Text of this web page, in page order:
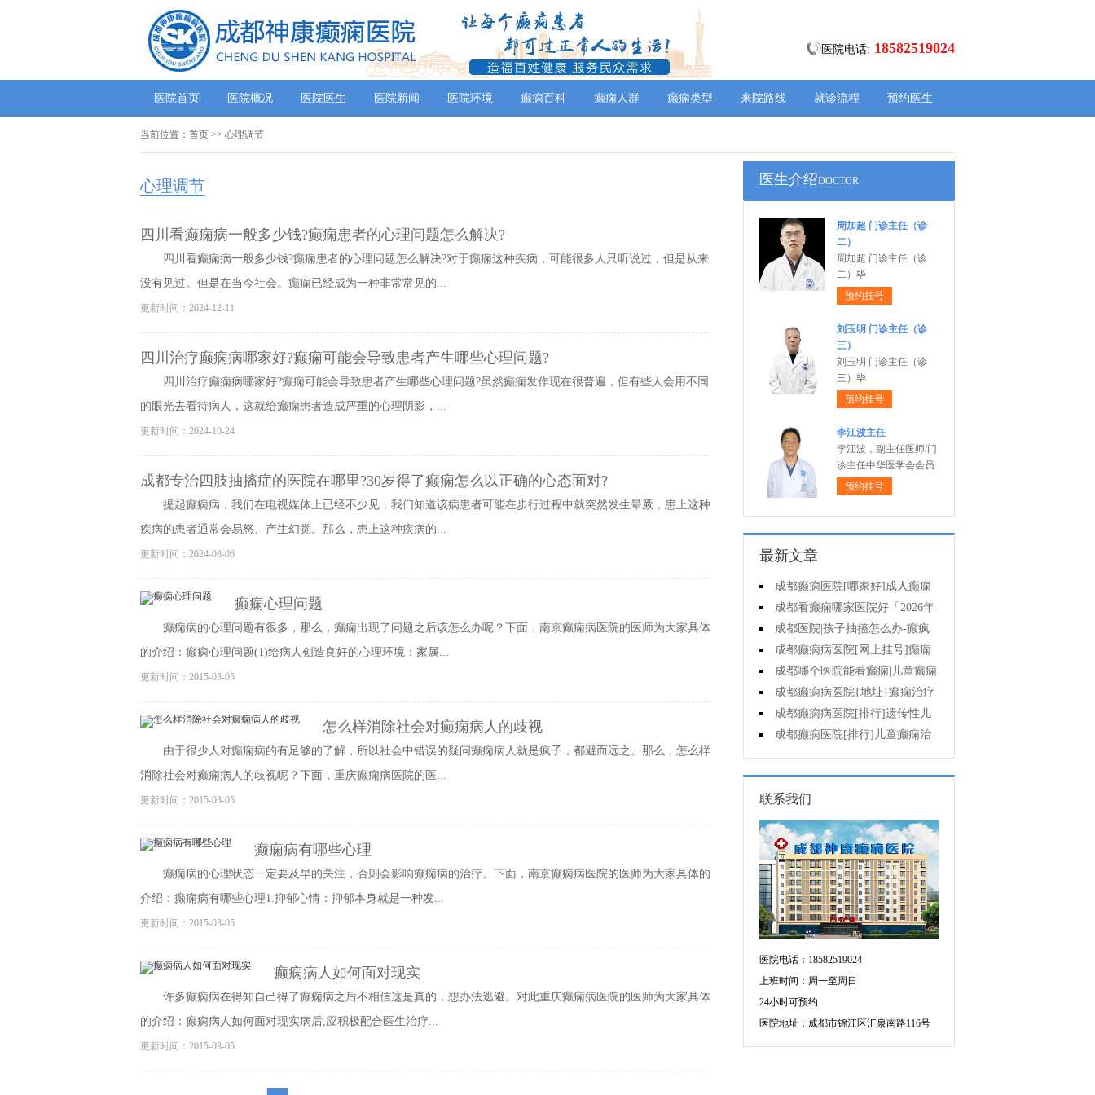
医院电话: 18582519024
医院首页 医院概况 医院医生 医院新闻 医院环境 癫痫百科 癫痫人群 癫痫类型 来院路线 就诊流程 预约医生
当前位置： 首页 >> 心理调节
心理调节
四川看癫痫病一般多少钱?癫痫患者的心理问题怎么解决?
四川看癫痫病一般多少钱?癫痫患者的心理问题怎么解决?对于癫痫这种疾病，可能很多人只听说过，但是从来
没有见过。但是在当今社会。癫痫已经成为一种非常常见的...
更新时间：2024-12-11
四川治疗癫痫病哪家好?癫痫可能会导致患者产生哪些心理问题?
四川治疗癫痫病哪家好?癫痫可能会导致患者产生哪些心理问题?虽然癫痫发作现在很普遍，但有些人会用不同
的眼光去看待病人，这就给癫痫患者造成严重的心理阴影，...
更新时间：2024-10-24
成都专治四肢抽搐症的医院在哪里?30岁得了癫痫怎么以正确的心态面对?
提起癫痫病，我们在电视媒体上已经不少见，我们知道该病患者可能在步行过程中就突然发生晕厥，患上这种
疾病的患者通常会易怒、产生幻觉。那么，患上这种疾病的...
更新时间：2024-08-06
癫痫心理问题
癫痫病的心理问题有很多，那么，癫痫出现了问题之后该怎么办呢？下面，南京癫痫病医院的医师为大家具体
的介绍：癫痫心理问题(1)给病人创造良好的心理环境：家属...
更新时间：2015-03-05
怎么样消除社会对癫痫病人的歧视
由于很少人对癫痫病的有足够的了解，所以社会中错误的疑问癫痫病人就是疯子，都避而远之。那么，怎么样
消除社会对癫痫病人的歧视呢？下面，重庆癫痫病医院的医...
更新时间：2015-03-05
癫痫病有哪些心理
癫痫病的心理状态一定要及早的关注，否则会影响癫痫病的治疗。下面，南京癫痫病医院的医师为大家具体的
介绍：癫痫病有哪些心理1.抑郁心情：抑郁本身就是一种发...
更新时间：2015-03-05
癫痫病人如何面对现实
许多癫痫病在得知自己得了癫痫病之后不相信这是真的，想办法逃避。对此重庆癫痫病医院的医师为大家具体
的介绍：癫痫病人如何面对现实病后,应积极配合医生治疗...
更新时间：2015-03-05
医生介绍DOCTOR
周加超 门诊主任（诊
二）
周加超 门诊主任（诊
二）毕
预约挂号
刘玉明 门诊主任（诊
三）
刘玉明 门诊主任（诊
三）毕
预约挂号
李江波主任
李江波，副主任医师/门
诊主任中华医学会会员
预约挂号
最新文章
成都癫痫医院[哪家好]成人癫痫
的护理方法是什么?
成都看癫痫哪家医院好「2026年
度公布」有癫痫能不能抽烟?
成都医院|孩子抽搐怎么办-癫疯
病病人要知道的误区
成都癫痫病医院[网上挂号]癫痫
发作会有什么症状?
成都哪个医院能看癫痫|儿童癫痫
未经正规治疗有什么伤害?
成都癫痫病医院{地址}癫痫治疗
需注意哪些问题?
成都癫痫病医院[排行]遗传性儿
童癫痫病早期症状什么样?
成都癫痫医院[排行]儿童癫痫治
疗方法哪个好?
联系我们
医院电话：18582519024
上班时间：周一至周日
24小时可预约
医院地址：成都市锦江区汇泉南路116号